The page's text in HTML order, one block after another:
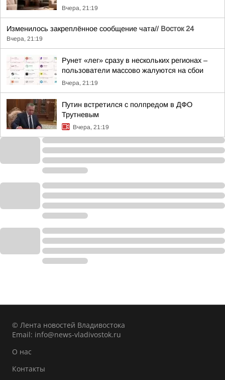
Вчера, 21:19
Изменилось закреплённое сообщение чата// Восток 24
Вчера, 21:19
Рунет «лег» сразу в нескольких регионах –
пользователи массово жалуются на сбои
Вчера, 21:19
Путин встретился с полпредом в ДФО
Трутневым
Вчера, 21:19
© Лента новостей Владивостока
Email: info@news-vladivostok.ru
О нас
Контакты